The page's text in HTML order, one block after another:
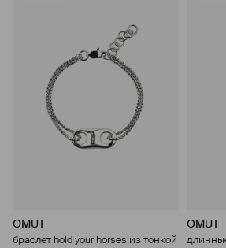
OMUT
браслет hold your horses из тонкой
OMUT